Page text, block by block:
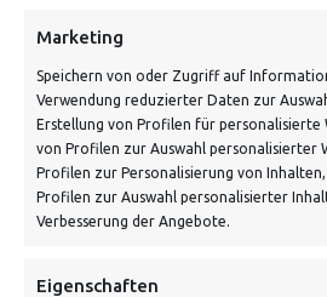
Marketing
Speichern von oder Zugriff auf
Verwendung reduzierter Daten zur
Erstellung von Profilen für personalisierte
von Profilen zur Auswahl personalisierter
Profilen zur Personalisierung von
Profilen zur Auswahl personalisierter
Verbesserung der Angebote.
Eigenschaften
info@vontiling.de
Schnell und grün versendet: